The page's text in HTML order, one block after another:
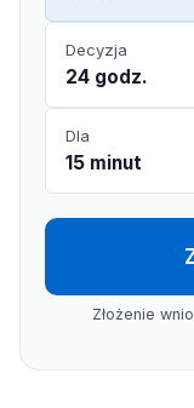
Decyzja
24 godz.
Dla
15 minut
Złożenie